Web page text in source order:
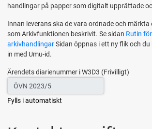
handlingar på papper som digitalt upprättade
Innan leverans ska de vara ordnade och märkta
som Arkivfunktionen beskrivit. Se sidan Rutin
arkivhandlingarSidan öppnas i ett ny flik och
in med Umu-id.
Ärendets diarienummer i W3D3
Fylls i automatiskt